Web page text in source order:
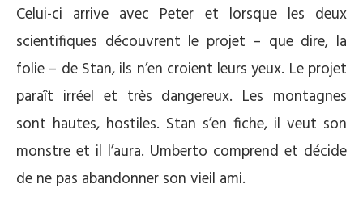
Celui-ci arrive avec Peter et lorsque les deux
scientifiques découvrent le projet – que dire, la
folie – de Stan, ils n’en croient leurs yeux. Le projet
paraît irréel et très dangereux. Les montagnes
sont hautes, hostiles. Stan s’en fiche, il veut son
monstre et il l’aura. Umberto comprend et décide
de ne pas abandonner son vieil ami.